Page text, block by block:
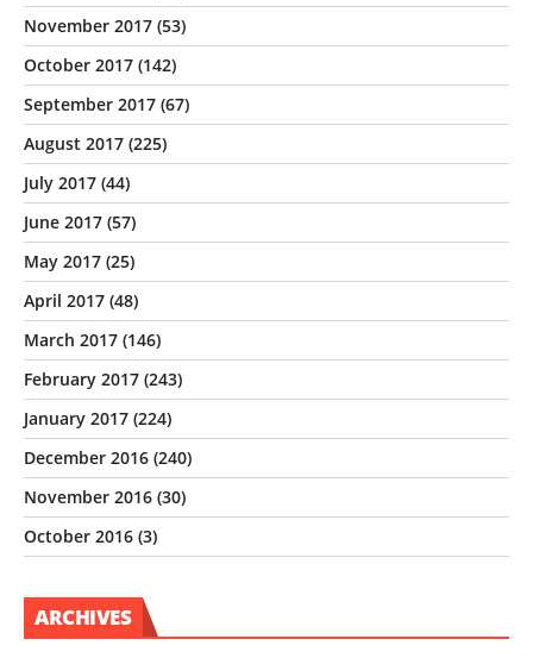
November 2017 (53)
October 2017 (142)
September 2017 (67)
August 2017 (225)
July 2017 (44)
June 2017 (57)
May 2017 (25)
April 2017 (48)
March 2017 (146)
February 2017 (243)
January 2017 (224)
December 2016 (240)
November 2016 (30)
October 2016 (3)
ARCHIVES